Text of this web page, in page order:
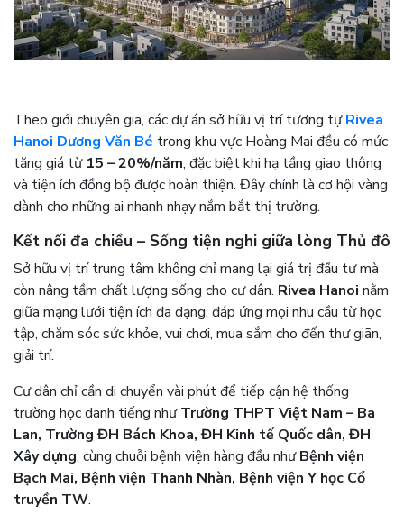
Theo giới chuyên gia, các dự án sở hữu vị trí tương tựRivea
Hanoi Dương Văn Bé trong khu vực Hoàng Mai đều có mức
tăng giá từ 15 – 20%/năm, đặc biệt khi hạ tầng giao thông
và tiện ích đồng bộ được hoàn thiện. Đây chính là cơ hội vàng
dành cho những ai nhanh nhạy nắm bắt thị trường.
Kết nối đa chiều – Sống tiện nghi giữa lòng Thủ đô
Sở hữu vị trí trung tâm không chỉ mang lại giá trị đầu tư mà
còn nâng tầm chất lượng sống cho cư dân. Rivea Hanoi nằm
giữa mạng lưới tiện ích đa dạng, đáp ứng mọi nhu cầu từ học
tập, chăm sóc sức khỏe, vui chơi, mua sắm cho đến thư giãn,
giải trí.
Cư dân chỉ cần di chuyển vài phút để tiếp cận hệ thống
trường học danh tiếng nhưTrường THPT Việt Nam – Ba
Lan, Trường ĐH Bách Khoa, ĐH Kinh tế Quốc dân, ĐH
Xây dựng, cùng chuỗi bệnh viện hàng đầu nhưBệnh viện
Bạch Mai, Bệnh viện Thanh Nhàn, Bệnh viện Y học Cổ
truyền TW.